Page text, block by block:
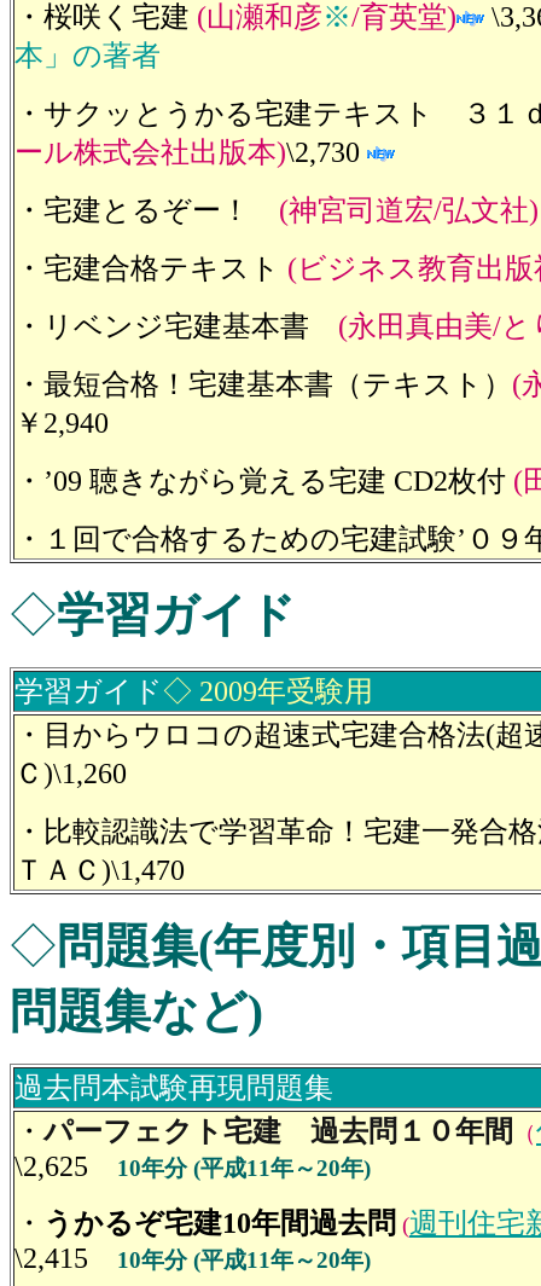
・桜咲く宅建 (山瀬和彦※/育英堂)
本」の著者
・サクッとうかる宅建テキスト ３１
ール株式会社出版本)\2,730
・宅建とるぞー！ (神宮司道宏/弘文社)
・宅建合格テキスト (ビジネス教育出版
・リベンジ宅建基本書 (永田真由美/と
・最短合格！宅建基本書（テキスト） (
￥2,940
・’09 聴きながら覚える宅建 CD2枚付 (
・１回で合格するための宅建試験’０９
◇学習ガイド
学習ガイド◇ 2009年受験用
・目からウロコの超速式宅建合格法(超
Ｃ)\1,260
・比較認識法で学習革命！宅建一発合
ＴＡＣ)\1,470
◇問題集(年度別・項目
問題集など)
過去問本試験再現問題集
・パーフェクト宅建 過去問１０年間 （
\2,625
10年分 (平成11年～20年)
・ うかるぞ宅建10年間過去問 (週刊住宅
\2,415
10年分 (平成11年～20年)